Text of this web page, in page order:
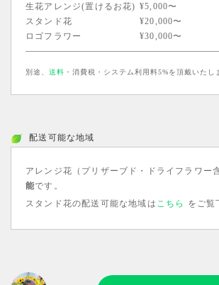
生花アレンジ(置けるお花) ¥5,000〜
スタンド花
¥20,000〜
ロゴフラワー
¥30,000〜
別途、 送料 ・消費税・システム利用料5%を頂戴いたし
配送可能な地域
アレンジ花（プリザーブド・ドライフラワー
能です。
スタンド花の配送可能な地域は こちら をご覧